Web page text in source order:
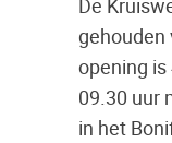
De
gehouden
opening
09.30 uur
in het